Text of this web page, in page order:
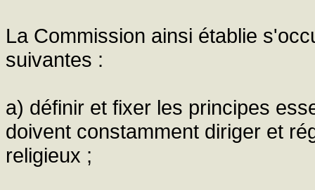
La Commission ainsi établie
suivantes :
a) définir et fixer les principes
doivent constamment diriger et
religieux ;